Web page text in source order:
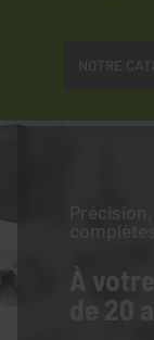
NOTRE
complètes
À
de 20